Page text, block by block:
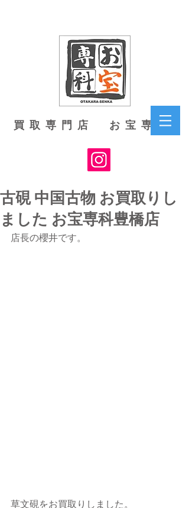
買取専門店 お宝専科
古硯 中国古物 お買取りし
ました お宝専科豊橋店
店長の櫻井です。
草文硯をお買取りしました。